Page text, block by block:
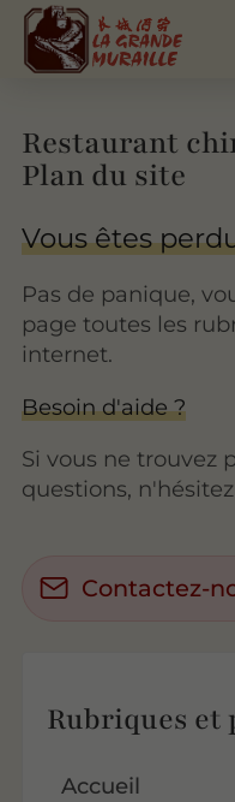
Restaurant
Plan du site
Vous êtes
Pas de panique,
page toutes les
internet.​​
Besoin d'aide ?
Si vous ne trouvez
questions,
Contactez-
Rubriques et
Accueil